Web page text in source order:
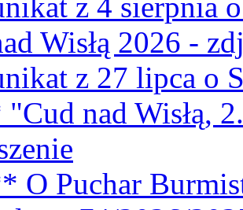
z 4 sierpnia
Wisłą 2026 -
z 27 lipca o
nad Wisłą,
O Puchar